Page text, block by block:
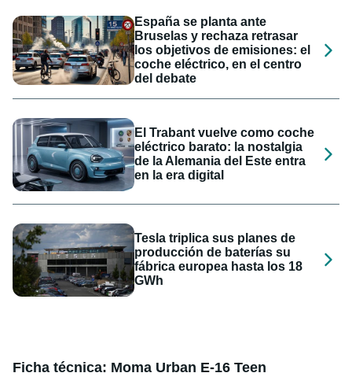
España se planta ante
Bruselas y rechaza retrasar
los objetivos de emisiones: el
coche eléctrico, en el centro
del debate
El Trabant vuelve como coche
eléctrico barato: la nostalgia
de la Alemania del Este entra
en la era digital
Tesla triplica sus planes de
producción de baterías su
fábrica europea hasta los 18
GWh
Ficha técnica: Moma Urban E-16 Teen